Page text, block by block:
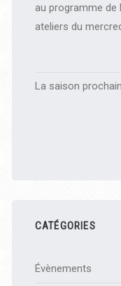
au programme de
ateliers du
La saison
CATÉGORIES
Évènements